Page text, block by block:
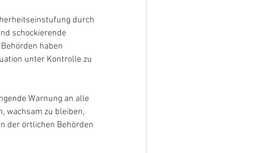
durch
schockierende
haben
unter Kontrolle zu
Warnung an alle
wachsam zu bleiben,
der örtlichen Behörden